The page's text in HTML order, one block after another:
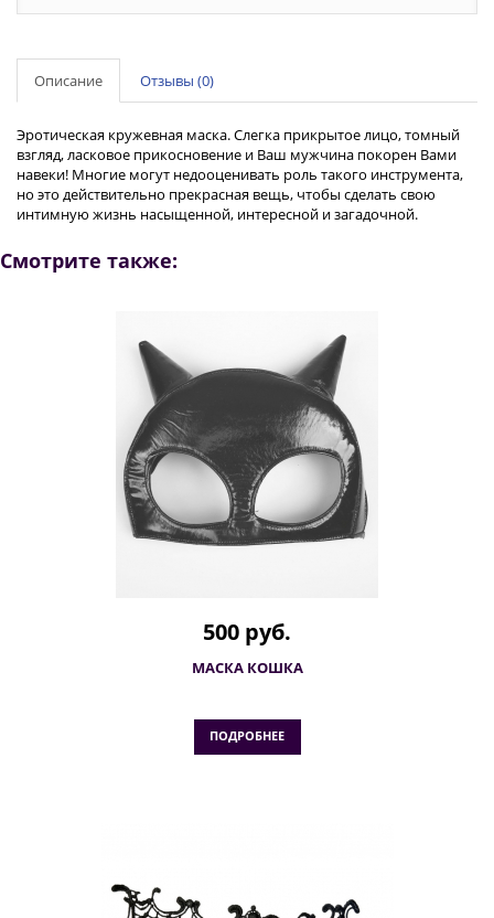
Описание Отзывы (0)
Эротическая кружевная маска. Слегка прикрытое лицо, томный
взгляд, ласковое прикосновение и Ваш мужчина покорен Вами
навеки! Многие могут недооценивать роль такого инструмента,
но это действительно прекрасная вещь, чтобы сделать свою
интимную жизнь насыщенной, интересной и загадочной.
Смотрите также:
500 руб.
МАСКА КОШКА
ПОДРОБНЕЕ